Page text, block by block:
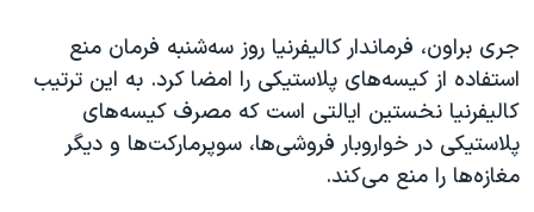
دادگاه حمید نوری
چهل سال گروگان‌گیری
قانون شفافیت دارائی کادر رهبری ایران
اعتراضات مردمی آبان ۹۸
جری براون، فرماندار کالیفرنیا روز سه‌شنبه فرمان منع
استفاده از کیسه‌های پلاستیکی را امضا کرد. به این ترتیب
کالیفرنیا نخستین ایالتی است که مصرف کیسه‌های
پلاستیکی در خواروبار فروشی‌ها، سوپرمارکت‌ها و دیگر
مغازه‌ها را منع می‌کند.